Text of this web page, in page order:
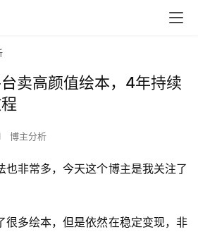
卖高颜值绘本，4年持续
博主分析
也非常多，今天这个博主是我关注了
很多绘本，但是依然在稳定变现，非